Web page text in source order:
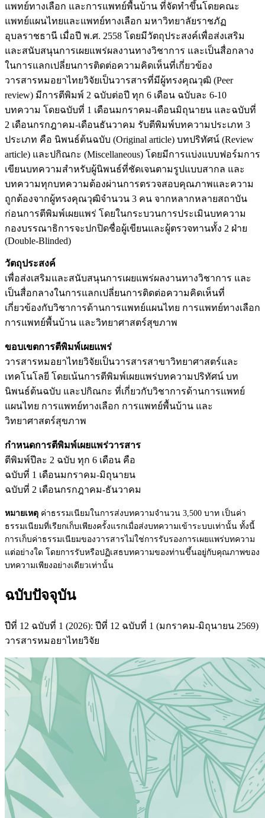
แพทย์ทางเลือก และการแพทย์พื้นบ้าน ที่จัดทำขึ้นโดยคณะ
แพทย์แผนไทยและแพทย์ทางเลือก มหาวิทยาลัยราชภัฏ
อุบลราชธานี เมื่อปี พ.ศ. 2558 โดยมีวัตถุประสงค์เพื่อส่งเสริม
และสนับสนุนการเผยแพร่ผลงานทางวิชาการ และเป็นสื่อกลาง
ในการแลกเปลี่ยนการติดต่อความคิดเห็นที่เกี่ยวข้อง
วารสารหมอยาไทยวิจัยเป็นวารสารที่มีผู้ทรงคุณวุฒิ (Peer
review) มีการตีพิมพ์ 2 ฉบับต่อปี ทุก 6 เดือน ฉบับละ 6-10
บทความ โดยฉบับที่ 1 เดือนมกราคม-เดือนมิถุนายน และฉบับที่
2 เดือนกรกฎาคม-เดือนธันวาคม รับตีพิมพ์บทความประเภท 3
ประเภท คือ นิพนธ์ต้นฉบับ (Original article) บทปริทัศน์ (Review
article) และปกิณกะ (Miscellaneous) โดยมีการแบ่งแบบฟอร์มการ
เขียนบทความสำหรับผู้นิพนธ์ที่ชัดเจนตามรูปแบบสากล และ
บทความทุกบทความต้องผ่านการตรวจสอบคุณภาพและความ
ถูกต้องจากผู้ทรงคุณวุฒิจำนวน 3 คน จากหลากหลายสถาบัน
ก่อนการตีพิมพ์เผยแพร่ โดยในกระบวนการประเมินบทความ
กองบรรณาธิการจะปกปิดชื่อผู้เขียนและผู้ตรวจทานทั้ง 2 ฝ่าย
(Double-Blinded)
วัตถุประสงค์
เพื่อส่งเสริมและสนับสนุนการเผยแพร่ผลงานทางวิชาการ และ
เป็นสื่อกลางในการแลกเปลี่ยนการติดต่อความคิดเห็นที่
เกี่ยวข้องกับวิชาการด้านการแพทย์แผนไทย การแพทย์ทางเลือก
การแพทย์พื้นบ้าน และวิทยาศาสตร์สุขภาพ
ขอบเขตการตีพิมพ์เผยแพร่
วารสารหมอยาไทยวิจัยเป็นวารสารสาขาวิทยาศาสตร์และ
เทคโนโลยี โดยเน้นการตีพิมพ์เผยแพร่บทความปริทัศน์ บท
นิพนธ์ต้นฉบับ และปกิณกะ ที่เกี่ยวกับวิชาการด้านการแพทย์
แผนไทย การแพทย์ทางเลือก การแพทย์พื้นบ้าน และ
วิทยาศาสตร์สุขภาพ
กำหนดการตีพิมพ์เผยแพร่วารสาร
ตีพิมพ์ปีละ 2 ฉบับ ทุก 6 เดือน คือ
ฉบับที่ 1 เดือนมกราคม-มิถุนายน
ฉบับที่ 2 เดือนกรกฎาคม-ธันวาคม
หมายเหตุ ค่าธรรมเนียมในการส่งบทความจำนวน 3,500 บาท เป็นค่า
ธรรมเนียมที่เรียกเก็บเพียงครั้งแรกเมื่อส่งบทความเข้าระบบเท่านั้น ทั้งนี้
การเก็บค่าธรรมเนียมของวารสารไม่ใช่การรับรองการเผยแพร่บทความ
แต่อย่างใด โดยการรับหรือปฏิเสธบทความของท่านขึ้นอยู่กับคุณภาพของ
บทความเพียงอย่างเดียวเท่านั้น
ฉบับปัจจุบัน
ปีที่ 12 ฉบับที่ 1 (2026): ปีที่ 12 ฉบับที่ 1 (มกราคม-มิถุนายน 2569)
วารสารหมอยาไทยวิจัย